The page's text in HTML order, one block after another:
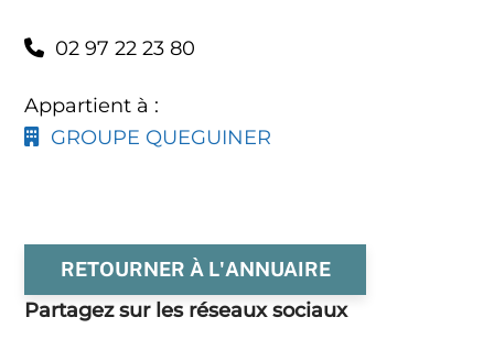
02 97 22 23 80
Appartient à :
GROUPE QUEGUINER
RETOURNER À L'ANNUAIRE
Partagez sur les réseaux sociaux